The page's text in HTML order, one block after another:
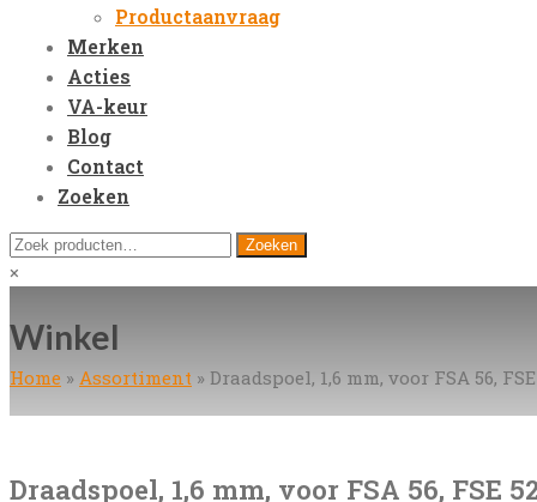
Productaanvraag
Merken
Acties
VA-keur
Blog
Contact
Zoeken
Open
Mobile
Zoeken
naar:
Zoeken
×
Winkel
Home » Assortiment » Draadspoel, 1,6 mm, voor FSA 56,
Draadspoel, 1,6 mm, voor FSA 56, FSE